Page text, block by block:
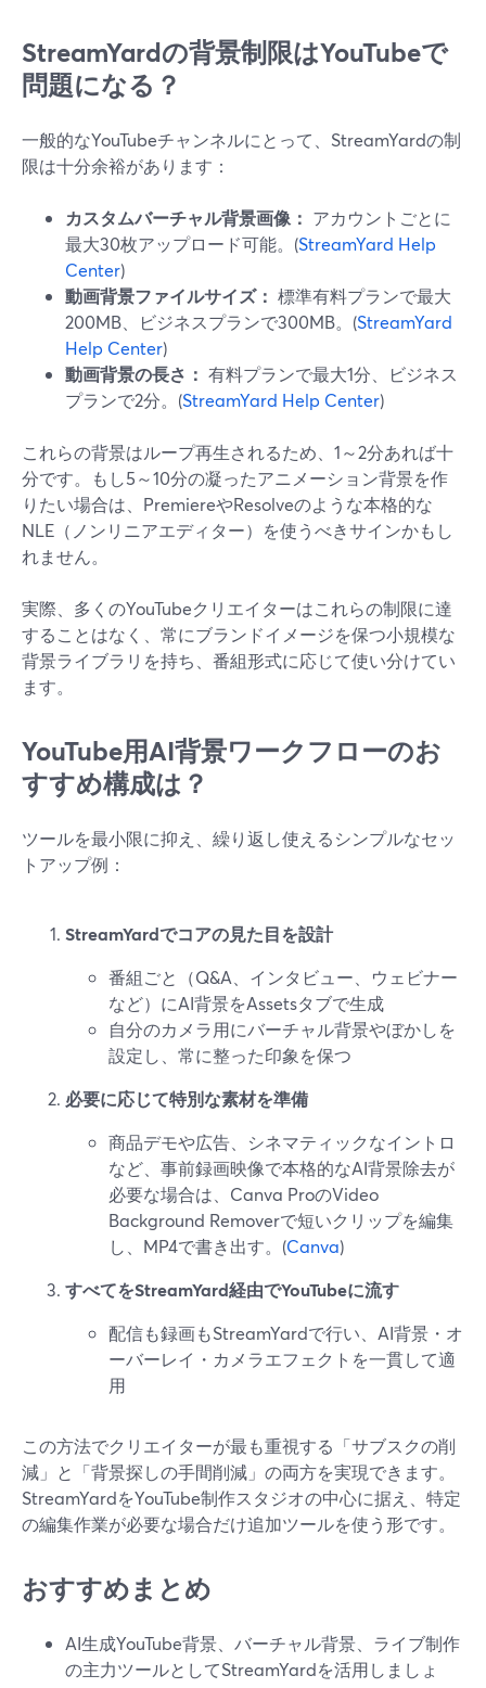
StreamYardの背景制限はYouTubeで
問題になる？
一般的なYouTubeチャンネルにとって、StreamYardの制
限は十分余裕があります：
カスタムバーチャル背景画像： アカウントごとに
最大30枚アップロード可能。(StreamYard Help
Center)
動画背景ファイルサイズ： 標準有料プランで最大
200MB、ビジネスプランで300MB。(StreamYard
Help Center)
動画背景の長さ： 有料プランで最大1分、ビジネス
プランで2分。(StreamYard Help Center)
これらの背景はループ再生されるため、1～2分あれば十
分です。もし5～10分の凝ったアニメーション背景を作
りたい場合は、PremiereやResolveのような本格的な
NLE（ノンリニアエディター）を使うべきサインかもし
れません。
実際、多くのYouTubeクリエイターはこれらの制限に達
することはなく、常にブランドイメージを保つ小規模な
背景ライブラリを持ち、番組形式に応じて使い分けてい
ます。
YouTube用AI背景ワークフローのお
すすめ構成は？
ツールを最小限に抑え、繰り返し使えるシンプルなセッ
トアップ例：
StreamYardでコアの見た目を設計
番組ごと（Q&A、インタビュー、ウェビナー
など）にAI背景をAssetsタブで生成
自分のカメラ用にバーチャル背景やぼかしを
設定し、常に整った印象を保つ
必要に応じて特別な素材を準備
商品デモや広告、シネマティックなイントロ
など、事前録画映像で本格的なAI背景除去が
必要な場合は、Canva ProのVideo
Background Removerで短いクリップを編集
し、MP4で書き出す。(Canva)
すべてをStreamYard経由でYouTubeに流す
配信も録画もStreamYardで行い、AI背景・オ
ーバーレイ・カメラエフェクトを一貫して適
用
この方法でクリエイターが最も重視する「サブスクの削
減」と「背景探しの手間削減」の両方を実現できます。
StreamYardをYouTube制作スタジオの中心に据え、特定
の編集作業が必要な場合だけ追加ツールを使う形です。
おすすめまとめ
AI生成YouTube背景、バーチャル背景、ライブ制作
の主力ツールとしてStreamYardを活用しましょ